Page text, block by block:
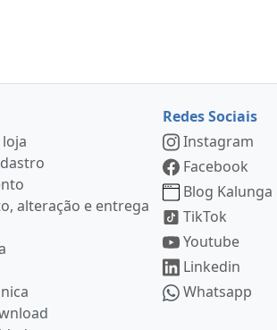
alteração e entrega
Redes Sociais
Instagram
Facebook
Blog Kalunga
TikTok
Youtube
Linkedin
Whatsapp